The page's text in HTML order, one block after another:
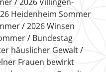
Heidenheim Sommer
2026 Winsen
Bundestag
häuslicher Gewalt
Frauen bewirkt